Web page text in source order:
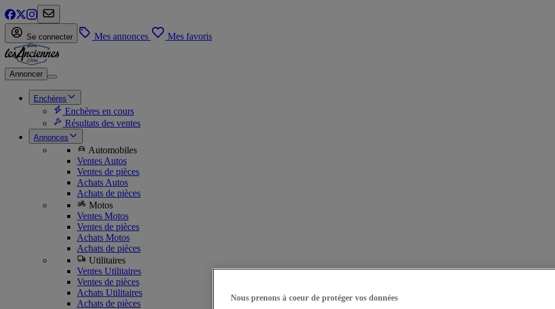
Se connecter Mes annonces Mes favoris
Annoncer
Enchères
Enchères en cours
Résultats des ventes
Annonces
Automobiles
Ventes Autos
Ventes de pièces
Achats Autos
Achats de pièces
Motos
Ventes Motos
Ventes de pièces
Achats Motos
Achats de pièces
Utilitaires
Ventes Utilitaires
Ventes de pièces
Achats Utilitaires
Achats de pièces
Nous prenons à coeur de protéger vos données